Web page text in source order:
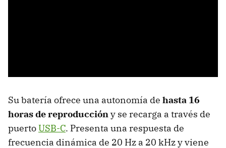
Su batería ofrece una autonomía de hasta 16
horas de reproduccióny se recarga a través de
puertoUSB-C. Presenta una respuesta de
frecuencia dinámica de 20 Hz a 20 kHz y viene